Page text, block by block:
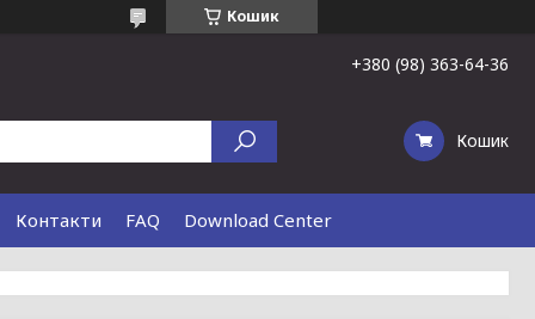
Кошик
+380 (98) 363-64-36
Кошик
Контакти FAQ Download Center